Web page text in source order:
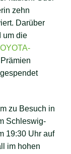
zehn
Darüber
um die
zu Besuch in
Schleswig-
19:30 Uhr auf
im hohen